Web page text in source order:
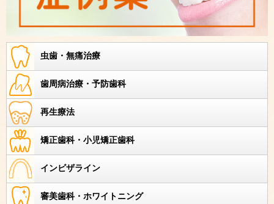
虫歯・無痛治療
歯周病治療・予防歯科
再生療法
矯正歯科・小児矯正歯科
インビザライン
審美歯科・ホワイトニング